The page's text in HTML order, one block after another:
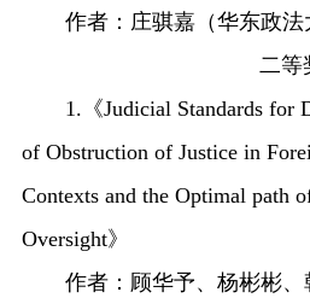
作者：庄骐嘉（华东政法
二等
1.《Judicial Standards for
of Obstruction of Justice in
Contexts and the Optimal path
Oversight》
作者：顾华予、杨彬彬、